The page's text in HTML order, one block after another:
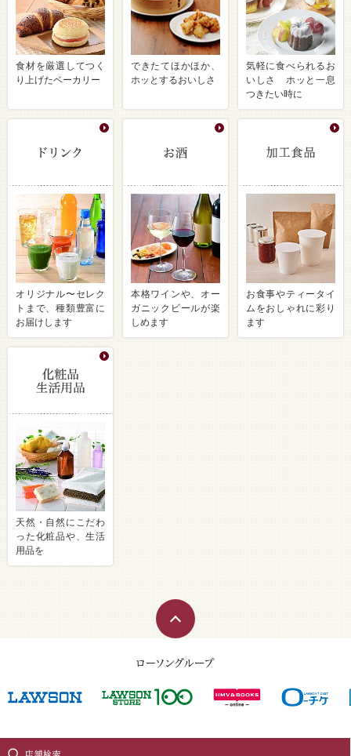
食材を厳選してつく
り上げたベーカリー
できたてほかほか、
ホッとするおいしさ
気軽に食べられるお
いしさ ホッと一息
つきたい時に
オリジナル〜セレク
トまで、種類豊富に
お届けします
本格ワインや、オー
ガニックビールが楽
しめます
お食事やティータイ
ムをおしゃれに彩り
ます
天然・自然にこだわ
った化粧品や、生活
用品を